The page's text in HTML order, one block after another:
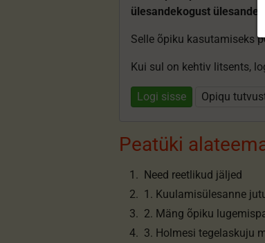
ülesandekogust ülesandeid.
Selle õpiku kasutamiseks
Kui sul on kehtiv litsents,
Logi sisse Opiqu
Peatüki
Need reetlikud jäljed
1. Kuulamisülesanne
2. Mäng õpiku
3. Holmesi tegelaskuju